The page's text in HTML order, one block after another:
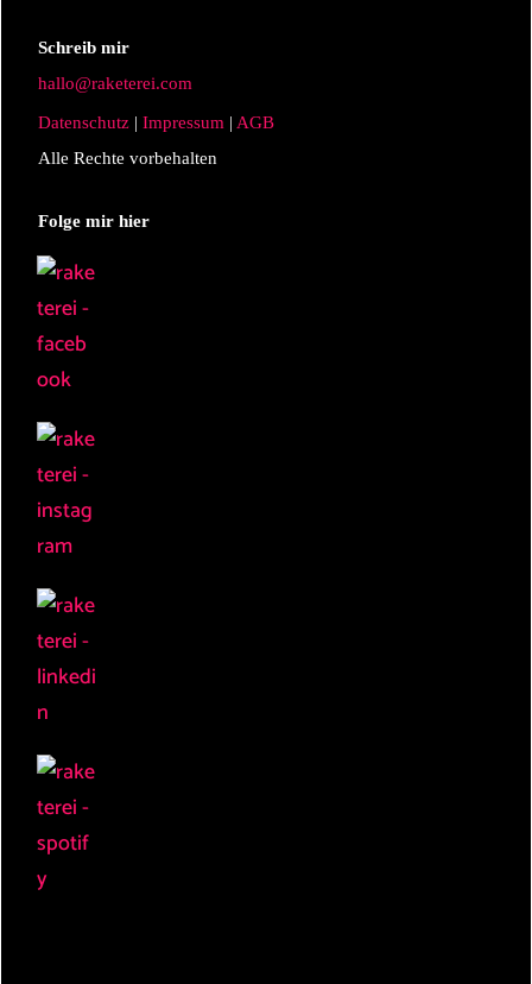
Schreib mir
hallo@raketerei.com
Datenschutz | Impressum | AGB
Alle Rechte vorbehalten
Folge mir hier